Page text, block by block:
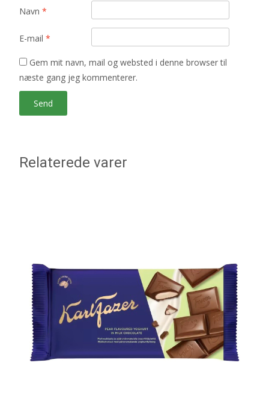
Navn *
E-mail *
Gem mit navn, mail og websted i denne browser til
næste gang jeg kommenterer.
Relaterede varer